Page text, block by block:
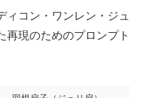
ィコン・ワンレン・ジュ
再現のためのプロンプト